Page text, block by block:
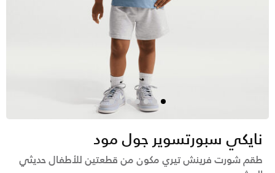
نايكي سبورتسوير جول مود
طقم شورت فرينش تيري مكون من قطعتين للأطفال حديثي